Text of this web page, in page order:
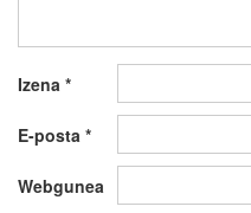
Izena *
E-posta *
Webgunea